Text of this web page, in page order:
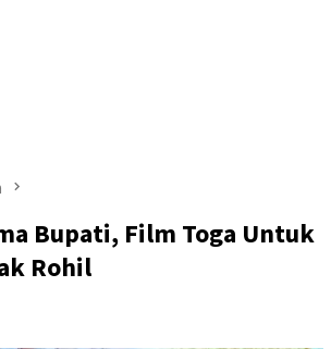
Bupati, Film Toga Untuk
Rohil